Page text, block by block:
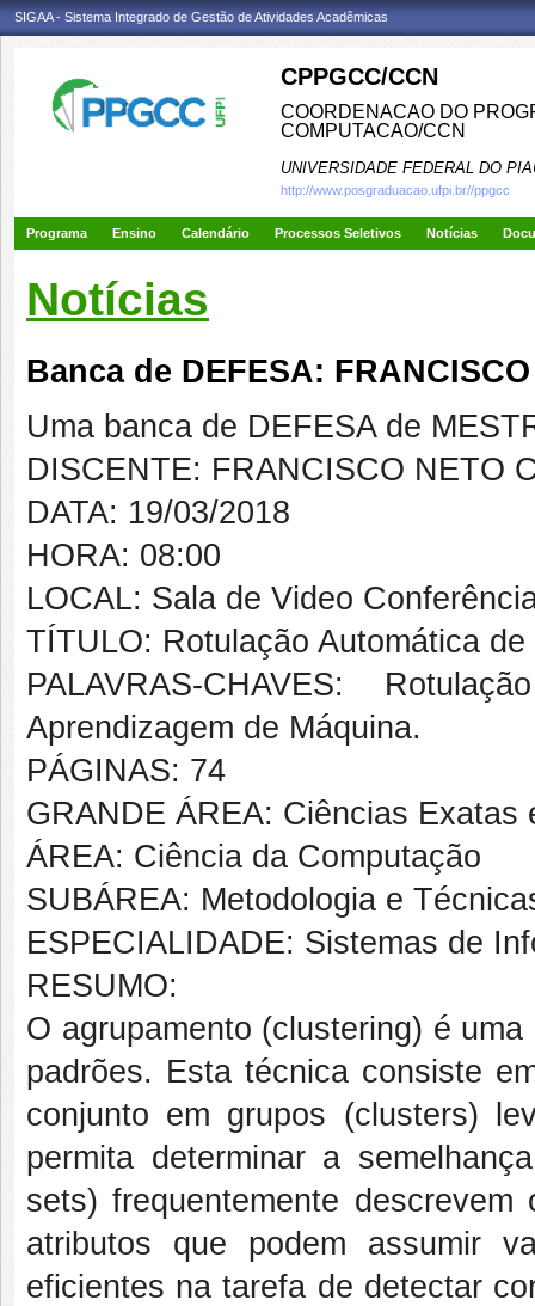
SIGAA - Sistema Integrado de Gestão de Atividades Acadêmicas
CPPGCC/CCN
COORDENACAO DO
COMPUTACAO/CCN
UNIVERSIDADE FEDERAL DO
http://www.posgraduacao.ufpi.br//ppgcc
Programa Ensino Calendário Processos Seletivos Notícias
Notícias
Banca de DEFESA:
Uma banca de DEFESA de
DISCENTE: FRANCISCO NETO
DATA: 19/03/2018
HORA: 08:00
LOCAL: Sala de Video
TÍTULO: Rotulação Automática
PALAVRAS-CHAVES:
Aprendizagem de Máquina.
PÁGINAS: 74
GRANDE ÁREA: Ciências Exatas
ÁREA: Ciência da Computação
SUBÁREA: Metodologia e
ESPECIALIDADE: Sistemas de
RESUMO:
O agrupamento (clustering) é
padrões. Esta técnica consiste
conjunto em grupos (clusters)
permita determinar a
sets) frequentemente
atributos que podem assumir
eficientes na tarefa de detectar